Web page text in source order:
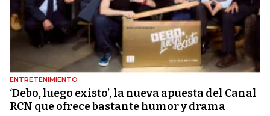
ENTRETENIMIENTO
‘Debo, luego existo’, la nueva apuesta del Canal
RCN que ofrece bastante humor y drama